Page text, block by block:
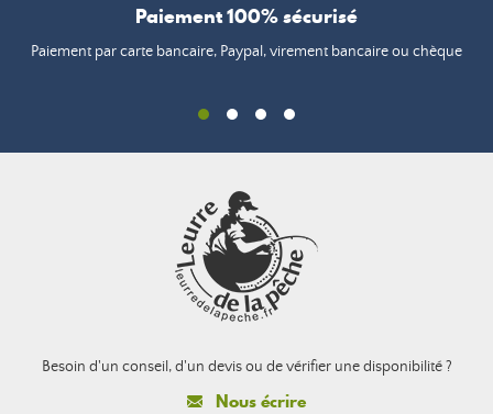
Paiement 100% sécurisé
Paiement par carte bancaire, Paypal, virement bancaire ou chèque
Besoin d'un conseil, d'un devis ou de vérifier une disponibilité ?
Nous écrire